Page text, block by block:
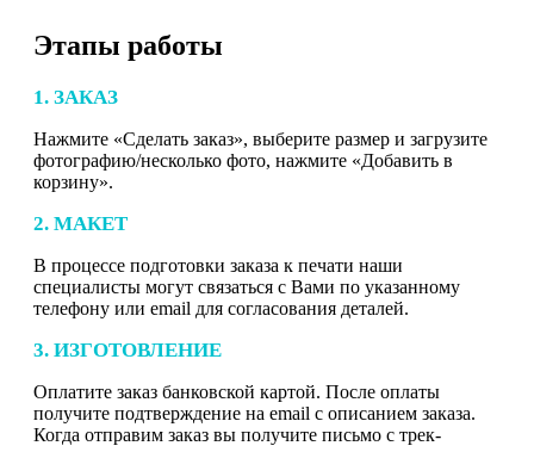
Этапы работы
1. ЗАКАЗ
Нажмите «Сделать заказ», выберите размер и загрузите
фотографию/несколько фото, нажмите «Добавить в
корзину».
2. МАКЕТ
В процессе подготовки заказа к печати наши
специалисты могут связаться с Вами по указанному
телефону или email для согласования деталей.
3. ИЗГОТОВЛЕНИЕ
Оплатите заказ банковской картой. После оплаты
получите подтверждение на email с описанием заказа.
Когда отправим заказ вы получите письмо с трек-